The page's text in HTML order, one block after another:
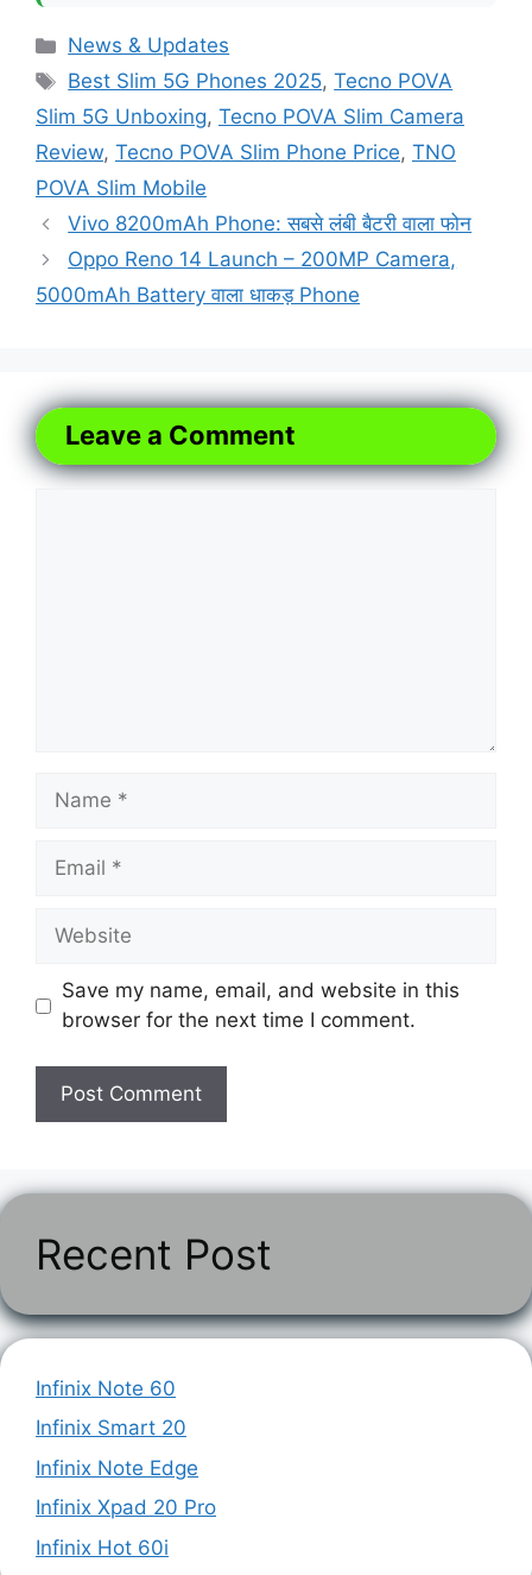
Categories
News & Updates
Tags
Best Slim 5G Phones 2025,Tecno POVA
Slim 5G Unboxing, Tecno POVA Slim Camera
Review, Tecno POVA Slim Phone Price, TNO
POVA Slim Mobile
Vivo 8200mAh Phone: सबसे लंबी बैटरी वाला फोन
Oppo Reno 14 Launch – 200MP Camera,
5000mAh Battery वाला धाकड़ Phone
Leave a Comment
Name
Email
Website
Save my name, email, and website in this
browser for the next time I comment.
Recent Post
Infinix Note 60
Infinix Smart 20
Infinix Note Edge
Infinix Xpad 20 Pro
Infinix Hot 60i